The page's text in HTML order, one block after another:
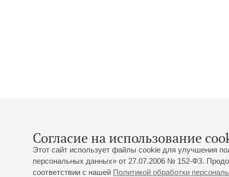
Согласие на использование
Этот сайт использует файлы cookie для улучшения
персональных данных» от 27.07.2006 № 152-ФЗ.
соответствии с нашей Политикой обработки